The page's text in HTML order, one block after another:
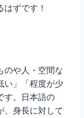
ずです！
のや人・空間な
い」「程度が少
す。日本語の
、身長に対して